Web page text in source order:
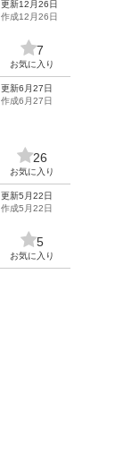
更新12月26日
作成12月26日
7
お気に入り
更新6月27日
作成6月27日
26
お気に入り
更新5月22日
作成5月22日
5
お気に入り